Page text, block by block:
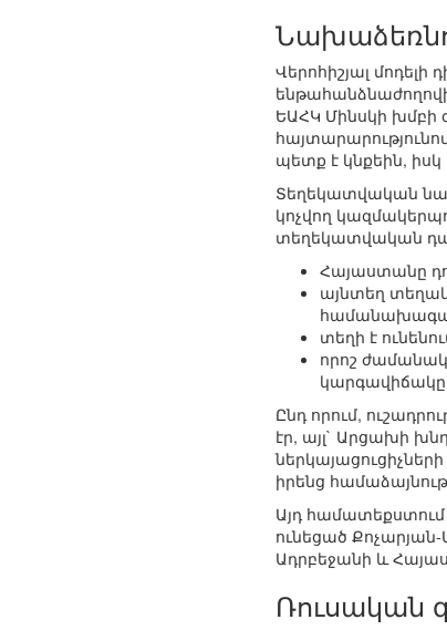
Վերոհիշյալ
ԵԱՀԿ Մինսկի խմբի
պետք է կնքեին,
Տեղեկատվական
կոչվող
տեղեկատվական
Հայաստանը
այնտեղ
տեղի է
որոշ
Ընդ որում,
էր, այլ` Արցախի
իրենց
Այդ
ունեցած
Ադրբեջանի և
Ռուսական